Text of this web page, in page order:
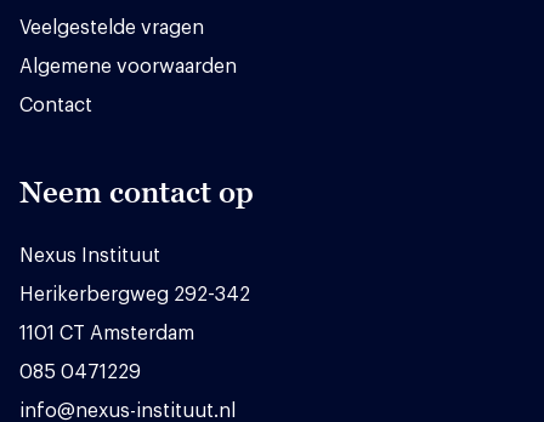
Veelgestelde vragen
Algemene voorwaarden
Contact
Neem contact op
Nexus Instituut
Herikerbergweg 292-342
1101 CT Amsterdam
085 0471229
info@nexus-instituut.nl